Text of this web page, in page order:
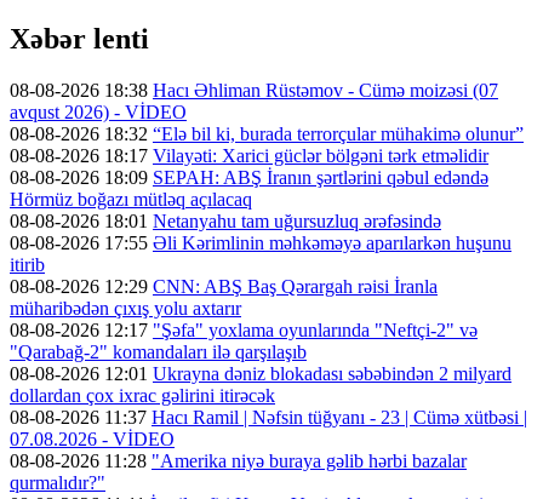
Xəbər lenti
08-08-2026 18:38 Hacı Əhliman Rüstəmov - Cümə moizəsi (07
avqust 2026) - VİDEO
08-08-2026 18:32 “Elə bil ki, burada terrorçular mühakimə olunur”
08-08-2026 18:17 Vilayəti: Xarici güclər bölgəni tərk etməlidir
08-08-2026 18:09 SEPAH: ABŞ İranın şərtlərini qəbul edəndə
Hörmüz boğazı mütləq açılacaq
08-08-2026 18:01 Netanyahu tam uğursuzluq ərəfəsində
08-08-2026 17:55 Əli Kərimlinin məhkəməyə aparılarkən huşunu
itirib
08-08-2026 12:29 CNN: ABŞ Baş Qərargah rəisi İranla
müharibədən çıxış yolu axtarır
08-08-2026 12:17 "Şəfa" yoxlama oyunlarında "Neftçi-2" və
"Qarabağ-2" komandaları ilə qarşılaşıb
08-08-2026 12:01 Ukrayna dəniz blokadası səbəbindən 2 milyard
dollardan çox ixrac gəlirini itirəcək
08-08-2026 11:37 Hacı Ramil | Nəfsin tüğyanı - 23 | Cümə xütbəsi |
07.08.2026 - VİDEO
08-08-2026 11:28 "Amerika niyə buraya gəlib hərbi bazalar
qurmalıdır?"